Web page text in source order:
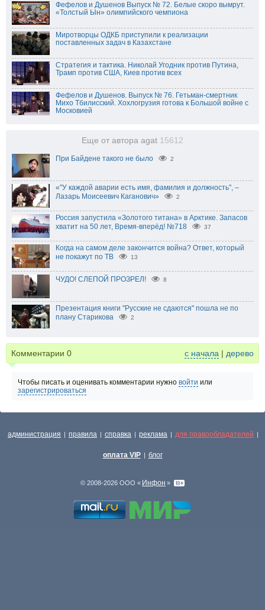
Фефелов и Душенов Выпуск № 72. Белые скоро вымрут.
«Толстый Ын» олимпийского чемпиона
Миротворцы ОДКБ приступили к реализации
поставленных задач в Казахстане
Стратегия и тактика. Николай Угодник против Путина,
Трамп против США, Киев против всех
Фефелов и Душенов. Выпуск № 76. Гетьман-смертник
Михо Тбилисский. Хохлогрузия готова к Большой войне с
Московией
Еще от автора agat 15612
При Байдене такого не было 2
«"У каждой аварии есть имя, фамилия и должность", –
Лазарь Моисеевич Каганович»
2
Россия запустила «Золотого титана» в Арктике. Запасов
хватит на 50 лет, Время-вперёд! №718
37
Когда на самом деле закончится война? Ответ, который
не покажут по ТВ
13
ЧУДО! СЛЕПОЙ ПРОЗРЕЛ! 8
Презентация книги "Русские не сдаются" пошла не по
плану Старикова
2
Комментарии 0 с начала | дерево
Чтобы писать и оценивать комментарии нужно войти или
зарегистрироваться
администрация | правила | справка | реклама | для правообладателей |
оплата VIP | блог
© 2008-2026 ООО « Инфон »